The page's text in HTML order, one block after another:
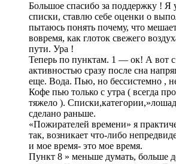
Большое спасибо за поддержку ! Я
списки, ставлю себе оценки о
пытаюсь понять почему, что
вовремя, как глоток свежего
пути. Ура !
Теперь по пунктам. 1 — ок! А вот с
активностью сразу после сна
еще. Вода. Пью, но бессистемно ,
Кофе пью только с утра ( всегда
тяжело ).
сделано раньше.
«Пожирателей времени» я
так, возникает что-либо
и мое время- это мое время.
Пункт 8 » меньше думать, больше